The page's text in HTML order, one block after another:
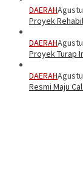
DAERAH
Proyek
DAERAH
Proyek Turap
DAERAH
Resmi Maju